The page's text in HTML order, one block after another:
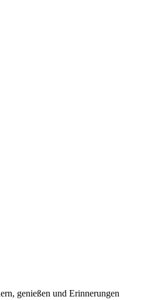
genießen und Erinnerungen